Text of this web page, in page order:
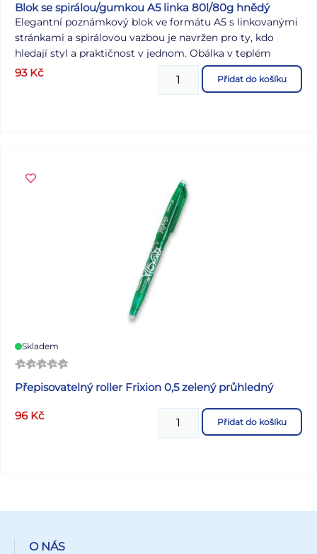
Blok se spirálou/gumkou A5 linka 80l/80g hnědý
Elegantní poznámkový blok ve formátu A5 s linkovanými
stránkami a spirálovou vazbou je navržen pro ty, kdo
hledají styl a praktičnost v jednom. Obálka v teplém
hnědém odstínu je doplněna o jemný zlatý motiv listu,
který bloku dodává nádech přírody a sofistikovanosti.
93 Kč Přidat do košíku
Skladem
Přepisovatelný roller Frixion 0,5 zelený průhledný
96 Kč Přidat do košíku
O NÁS